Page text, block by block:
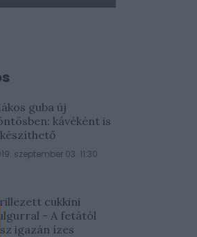
guba új
kávéként is
szeptember 03. 11:30
cukkini
- A fetától
igazán ízes